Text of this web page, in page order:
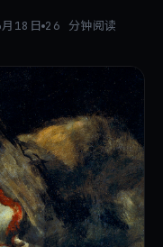
18日 26 分钟阅读